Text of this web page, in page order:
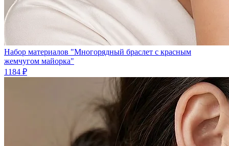
Набор материалов "Многорядный браслет с красным
жемчугом майорка"
1184 ₽